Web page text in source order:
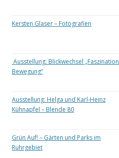
Kersten Glaser – Fotografien
Ausstellung: Blickwechsel „Faszination
Bewegung“
Ausstellung: Helga und Karl-Heinz
Kühnapfel – Blende 80
Grün Auf! – Gärten und Parks im
Ruhrgebiet